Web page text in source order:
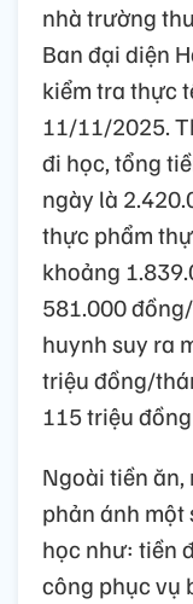
nhà trường
Ban đại diện
kiểm tra thực
11/11/2025.
đi học, tổng
ngày là
thực phẩm
khoảng
581.000
huynh suy ra
triệu đồng/
115 triệu
Ngoài tiền
phản ánh một
học như: tiền
công phục vụ